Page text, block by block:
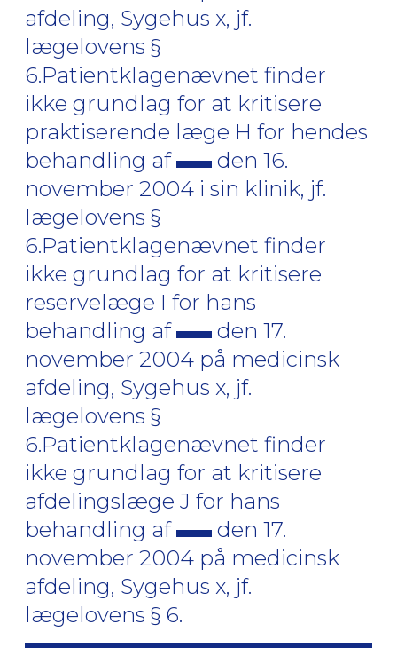
afdeling, Sygehus x, jf.
lægelovens §
6.Patientklagenævnet finder
ikke grundlag for at kritisere
praktiserende læge H for hendes
behandling af
den 16.
november 2004 i sin klinik, jf.
lægelovens §
6.Patientklagenævnet finder
ikke grundlag for at kritisere
reservelæge I for hans
behandling af
den 17.
november 2004 på medicinsk
afdeling, Sygehus x, jf.
lægelovens §
6.Patientklagenævnet finder
ikke grundlag for at kritisere
afdelingslæge J for hans
behandling af
den 17.
november 2004 på medicinsk
afdeling, Sygehus x, jf.
lægelovens § 6.